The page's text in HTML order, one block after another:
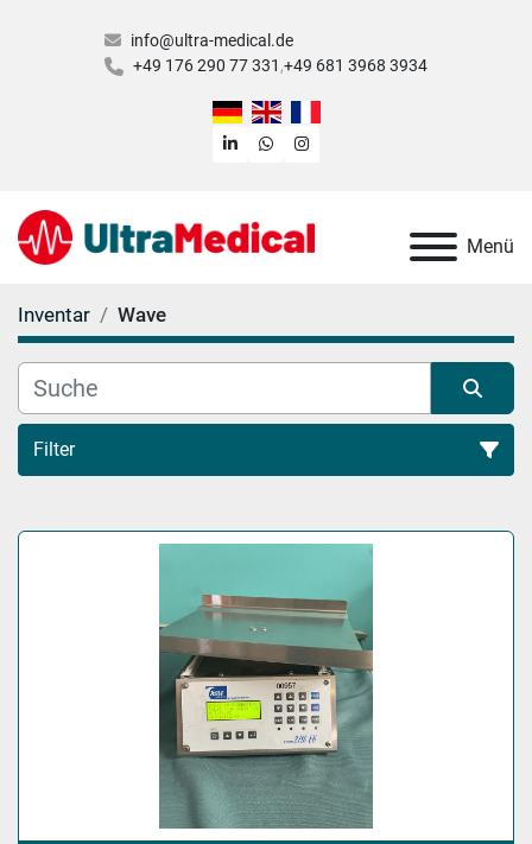
info@ultra-medical.de
+49 176 290 77 331 +49 681 3968 3934
linkedinwhatsappinstagram
Menü
Inventar Wave
Filter